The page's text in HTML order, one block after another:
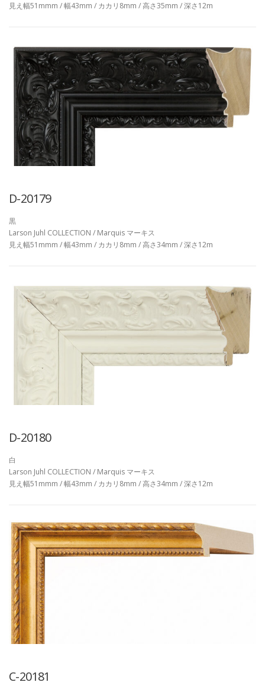
見え幅51mmm / 幅43mm / カカリ8mm / 高さ35mm / 深さ12m
D-20179
黒
Larson Juhl COLLECTION / Marquis マーキス
見え幅51mmm / 幅43mm / カカリ8mm / 高さ34mm / 深さ12m
D-20180
白
Larson Juhl COLLECTION / Marquis マーキス
見え幅51mmm / 幅43mm / カカリ8mm / 高さ34mm / 深さ12m
C-20181